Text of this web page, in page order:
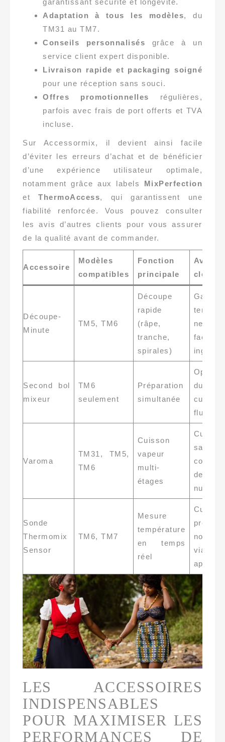
garantissant sécurité et longévité.
Adaptation à tous les modèles, du
TM31 au TM7.
Conseils personnalisés grâce à un
service client expert disponible.
Livraison rapide et packaging soigné
pour une réception sans souci.
Offres promotionnelles régulières,
parfois avec frais de port offerts et TVA
incluse.
Sur Accessormix, il devient ainsi facile
d’éviter les erreurs d’achat et de bénéficier
d’une expérience utilisateur optimale,
notamment grâce aux labels MixPerfection
etThermoAccess, qui garantissent une
fiabilité renforcée. Vous pouvez consulter
les avis d’autres clients pour vous assurer
de la qualité avant de commander.
Accessoire
Modèles
compatibles
Fonction
principale
clés
Découpe-
Minute
TM5, TM6
Découpe
rapide
(râpe,
tranche,
spirales)
temps,
facile,
Second bol
mixeur
TM6
seulement
Préparation
simultanée
du
cuisine
fluide
Varoma
TM31, TM5,
TM6
Cuisson
vapeur
multi-
étages
saine,
des
Sonde
Thermomix
Sensor
TM6, TM7
Mesure
température
en temps
réel
via
LES ACCESSOIRES
INDISPENSABLES
POUR MAXIMISER LES
PERFORMANCES DE